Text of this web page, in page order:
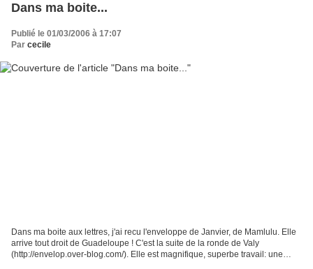
Dans ma boite...
Publié le 01/03/2006 à 17:07
Par cecile
Dans ma boite aux lettres, j'ai recu l'enveloppe de Janvier, de Mamlulu. Elle
arrive tout droit de Guadeloupe ! C'est la suite de la ronde de Valy
(http://envelop.over-blog.com/). Elle est magnifique, superbe travail: une